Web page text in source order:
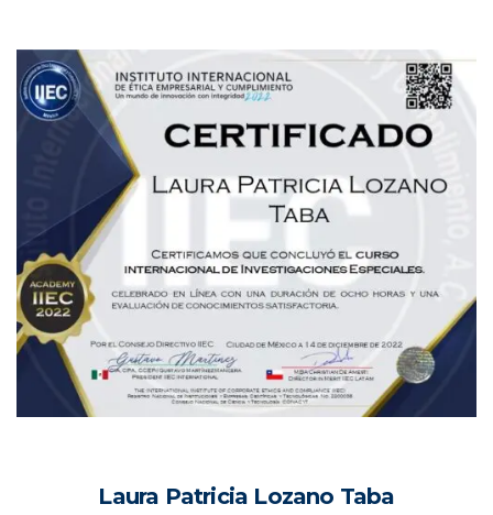
Laura Patricia Lozano Taba